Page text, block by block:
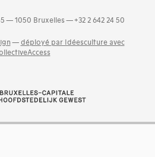
— 1050 Bruxelles — +32 2 642 24 50
— déployé par Idéesculture avec